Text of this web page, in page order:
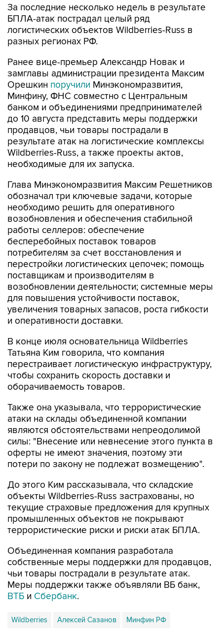
За последние несколько недель в результате
БПЛА-атак пострадал целый ряд
логистических объектов Wildberries-Russ в
разных регионах РФ.
Ранее вице-премьер Александр Новак и
замглавы администрации президента Максим
Орешкин поручили Минэкономразвития,
Минфину, ФНС совместно с Центральным
банком и объединениями предпринимателей
до 10 августа представить меры поддержки
продавцов, чьи товары пострадали в
результате атак на логистические комплексы
Wildberries-Russ, а также проекты актов,
необходимые для их запуска.
Глава Минэкономразвития Максим Решетников
обозначал три ключевые задачи, которые
необходимо решить для оперативного
возобновления и обеспечения стабильной
работы селлеров: обеспечение
бесперебойных поставок товаров
потребителям за счет восстановления и
перестройки логистических цепочек; помощь
поставщикам и производителям в
возобновлении деятельности; системные меры
для повышения устойчивости поставок,
увеличения товарных запасов, роста гибкости
и оперативности доставки.
В конце июля основательница Wildberries
Татьяна Ким говорила, что компания
перестраивает логистическую инфраструктуру,
чтобы сохранить скорость доставки и
оборачиваемость товаров.
Также она указывала, что террористические
атаки на склады объединенной компании
являются обстоятельствами непреодолимой
силы: "Внесение или невнесение этого пункта в
оферты не имеют значения, поэтому эти
потери по закону не подлежат возмещению".
До этого Ким рассказывала, что складские
объекты Wildberries-Russ застрахованы, но
текущие страховые предложения для крупных
промышленных объектов не покрывают
террористические риски и риски атак БПЛА.
Объединенная компания разработала
собственные меры поддержки для продавцов,
чьи товары пострадали в результате атак.
Меры поддержки также объявляли ВБ банк,
ВТБ и Сбербанк.
Wildberries Алексей Сазанов Минфин РФ